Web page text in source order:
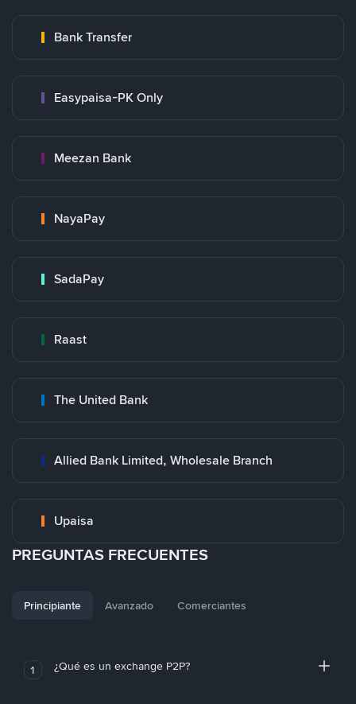
Bank Transfer
Easypaisa-PK Only
Meezan Bank
NayaPay
SadaPay
Raast
The United Bank
Allied Bank Limited, Wholesale Branch
Upaisa
PREGUNTAS FRECUENTES
Principiante Avanzado Comerciantes
1 ¿Qué es un exchange P2P?